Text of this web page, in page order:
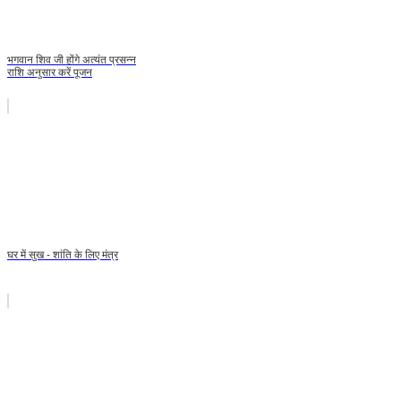
भगवान शिव जी होंगे अत्‍यंत प्रसन्‍न
राशि अनुसार करें पूजन
घर में सुख - शांति के लिए मंत्र